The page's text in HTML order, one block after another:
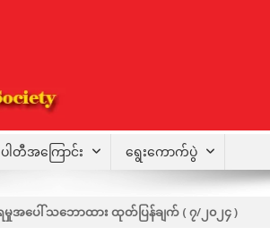
ပါတီအကြောင်း ရွေးကောက်ပွဲ
မှုအပေါ် သဘောထား ထုတ်ပြန်ချက် ( ၇/၂၀၂၄ )